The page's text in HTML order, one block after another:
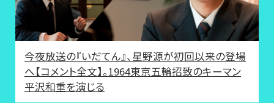
今夜放送の『いだてん』、星野源が初回以来の登場
へ【コメント全文】。1964東京五輪招致のキーマン
平沢和重を演じる